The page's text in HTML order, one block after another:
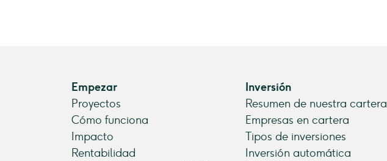
Empezar
Proyectos
Cómo funciona
Impacto
Rentabilidad
Inversión
Resumen de nuestra cartera
Empresas en cartera
Tipos de inversiones
Inversión automática